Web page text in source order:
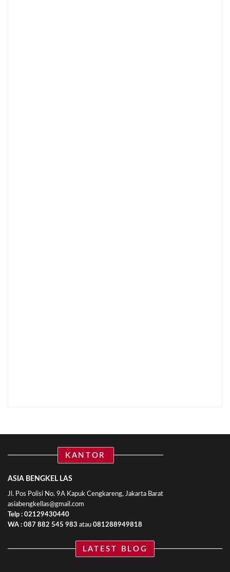
KANTOR
ASIA BENGKEL LAS
Jl. Pos Polisi No. 9A Kapuk Cengkareng, Jakarta Barat
asiabengkellas@gmail.com
Telp : 02129430440
WA : 087 882 545 983 atau 081288949818
LATEST BLOG